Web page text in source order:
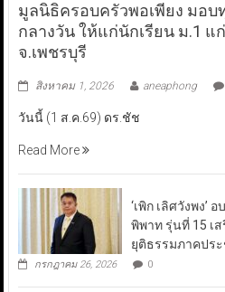
มูลนิธิครอบครัวพอเพียง มอ
กลางวัน ให้แก่นักเรียน ม.1 แ
จ.เพชรบุรี
สิงหาคม 1, 2026 aneaphong
วันนี้ (1 ส.ค.69) ดร.ชัช
Read More
‘เพิก เลิศวังพง’
พิพาท รุ่นที่ 15 เ
ยุติธรรมภาคปร
กรกฎาคม 26, 2026 0